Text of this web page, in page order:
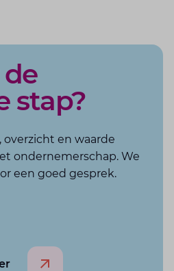
stap?
en waarde
ondernemerschap. We
een goed gesprek.